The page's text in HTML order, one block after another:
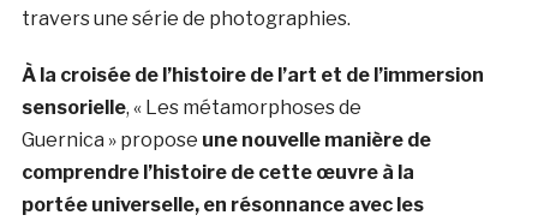
travers une série de photographies.
À la croisée de l’histoire de l’art et de l’immersion
sensorielle, « Les métamorphoses de
Guernica » propose une nouvelle manière de
comprendre l’histoire de cette œuvre à la
portée universelle, en résonnance avec les